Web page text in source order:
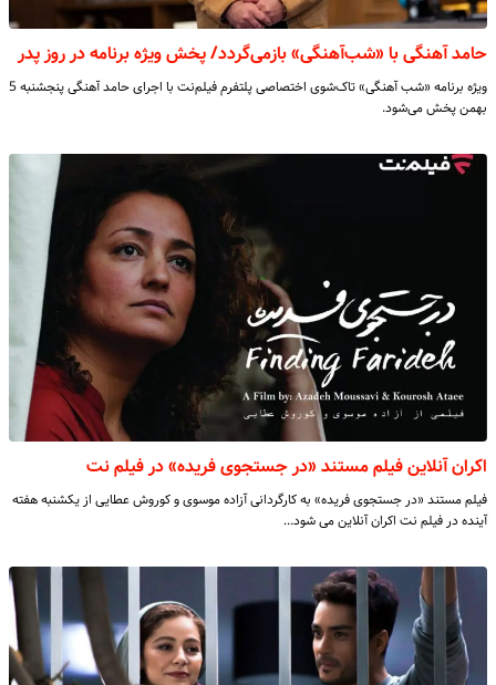
حامد آهنگی با «شب‌آهنگی» بازمی‌گردد/ پخش ویژه برنامه در روز پدر
ویژه برنامه «شب آهنگی» تاک‌شوی اختصاصی پلتفرم فیلم‌نت با اجرای حامد آهنگی پنجشنبه 5
بهمن پخش می‌شود.
اکران آنلاین فیلم مستند «در جستجوی فریده» در فیلم نت
فیلم مستند «در جستجوی فریده» به کارگردانی آزاده موسوی و کوروش عطایی از یکشنبه هفته
آینده در فیلم نت اکران آنلاین می شود…